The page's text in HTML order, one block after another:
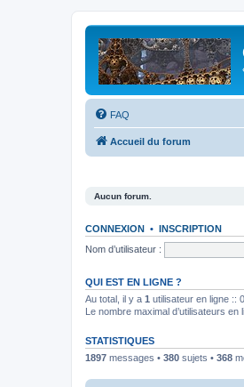
FAQ
Accueil du forum
Aucun forum.
CONNEXION • INSCRIPTION
Nom d’utilisateur :
QUI EST EN LIGNE ?
Au total, il y a 1 utilisateur en ligne ::
Le nombre maximal d’utilisateurs
STATISTIQUES
1897 messages • 380 sujets • 368